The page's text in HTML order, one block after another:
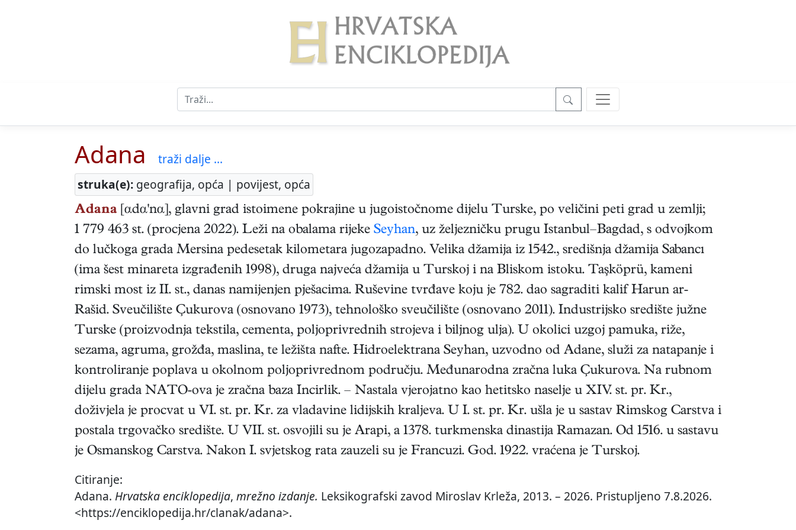
Adana
traži dalje ...
struka(e): geografija, opća | povijest, opća
Adana [αdα'nα], glavni grad istoimene pokrajine u jugoistočnome dijelu Turske, po veličini peti grad u zemlji;
1 779 463 st. (procjena 2022). Leži na obalama rijeke Seyhan, uz željezničku prugu Istanbul–Bagdad, s odvojkom
do lučkoga grada Mersina pedesetak kilometara jugozapadno. Velika džamija iz 1542., središnja džamija Sabancı
(ima šest minareta izgrađenih 1998), druga najveća džamija u Turskoj i na Bliskom istoku. Taşköprü, kameni
rimski most iz II. st., danas namijenjen pješacima. Ruševine tvrđave koju je 782. dao sagraditi kalif Harun ar-
Rašid. Sveučilište Çukurova (osnovano 1973), tehnološko sveučilište (osnovano 2011). Industrijsko središte južne
Turske (proizvodnja tekstila, cementa, poljoprivrednih strojeva i biljnog ulja). U okolici uzgoj pamuka, riže,
sezama, agruma, grožđa, maslina, te ležišta nafte. Hidroelektrana Seyhan, uzvodno od Adane, služi za natapanje i
kontroliranje poplava u okolnom poljoprivrednom području. Međunarodna zračna luka Çukurova. Na rubnom
dijelu grada NATO-ova je zračna baza Incirlik. – Nastala vjerojatno kao hetitsko naselje u XIV. st. pr. Kr.,
doživjela je procvat u VI. st. pr. Kr. za vladavine lidijskih kraljeva. U I. st. pr. Kr. ušla je u sastav Rimskog Carstva i
postala trgovačko središte. U VII. st. osvojili su je Arapi, a 1378. turkmenska dinastija Ramazan. Od 1516. u sastavu
je Osmanskog Carstva. Nakon I. svjetskog rata zauzeli su je Francuzi. God. 1922. vraćena je Turskoj.
Citiranje:
Adana. Hrvatska enciklopedija, mrežno izdanje. Leksikografski zavod Miroslav Krleža, 2013. – 2026. Pristupljeno 7.8.2026.
<https://enciklopedija.hr/clanak/adana>.